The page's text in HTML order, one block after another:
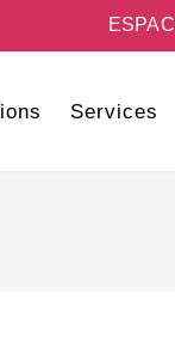
Services